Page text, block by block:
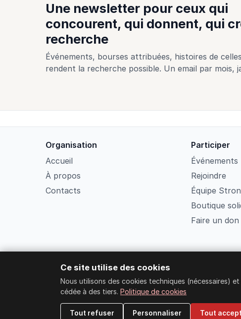
Une newsletter pour ceux qui
concourent, qui donnent, qui
recherche
Événements, bourses attribuées, histoires de
rendent la recherche possible. Un email par mois,
Organisation
Accueil
À propos
Contacts
Participer
Événements
Rejoindre
Équipe
Boutique
Faire un don
Strongers Social Club
Ce site utilise des cookies
Nous utilisons des cookies techniques (nécessaires)
cédée à des tiers. Politique de cookies
Tout refuser Personnaliser Tout